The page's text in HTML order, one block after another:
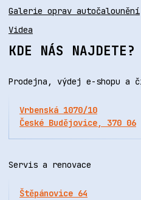
Galerie oprav autočalounění
Videa
KDE NÁS NAJDETE?
Prodejna, výdej e-shopu a
Vrbenská 1070/10
České Budějovice, 370 06
Servis a renovace
Štěpánovice 64